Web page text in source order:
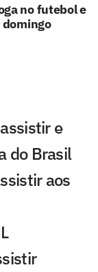
no futebol e
domingo
e
do Brasil
aos